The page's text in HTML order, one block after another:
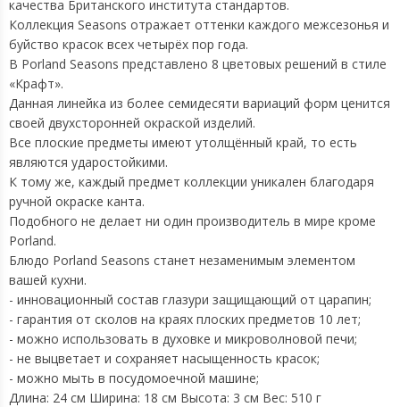
качества Британского института стандартов.
Коллекция Seasons отражает оттенки каждого межсезонья и
буйство красок всех четырёх пор года.
В Porland Seasons представлено 8 цветовых решений в стиле
«Крафт».
Данная линейка из более семидесяти вариаций форм ценится
своей двухсторонней окраской изделий.
Все плоские предметы имеют утолщённый край, то есть
являются ударостойкими.
К тому же, каждый предмет коллекции уникален благодаря
ручной окраске канта.
Подобного не делает ни один производитель в мире кроме
Porland.
Блюдо Porland Seasons станет незаменимым элементом
вашей кухни.
- инновационный состав глазури защищающий от царапин;
- гарантия от сколов на краях плоских предметов 10 лет;
- можно использовать в духовке и микроволновой печи;
- не выцветает и сохраняет насыщенность красок;
- можно мыть в посудомоечной машине;
Длина: 24 см Ширина: 18 см Высота: 3 см Вес: 510 г